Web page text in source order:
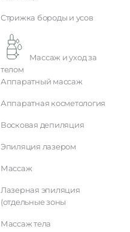
Стрижка бороды и усов
телом
Аппаратный массаж
Аппаратная косметология
Восковая депиляция
Эпиляция лазером
Массаж
Лазерная эпиляция
(отдельные зоны
Массаж тела